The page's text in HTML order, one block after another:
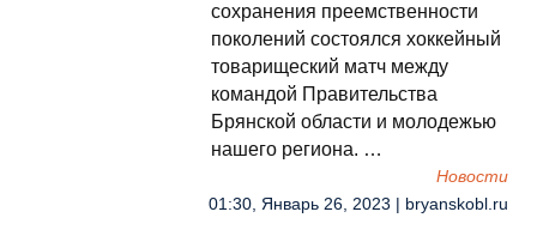
сохранения преемственности
поколений состоялся хоккейный
товарищеский матч между
командой Правительства
Брянской области и молодежью
нашего региона. …
Новости
01:30, Январь 26, 2023 | bryanskobl.ru